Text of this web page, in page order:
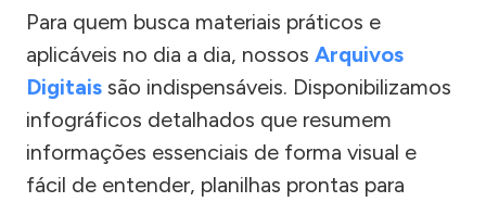
Para quem busca materiais práticos e
aplicáveis no dia a dia, nossos Arquivos
Digitais são indispensáveis. Disponibilizamos
infográficos detalhados que resumem
informações essenciais de forma visual e
fácil de entender, planilhas prontas para